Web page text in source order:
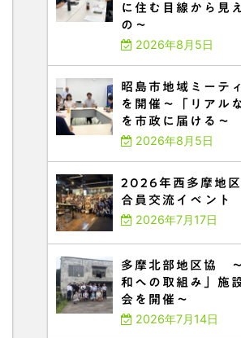
に住む目線から見
の～
2026年8月5日
昭島市地域ミーテ
を開催～「リアル
を市政に届ける～
2026年8月5日
2026年西多摩地区
合員交流イベント
2026年7月17日
多摩北部地区協
和への取組み」施
会を開催～
2026年7月14日